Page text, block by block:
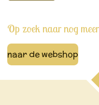
Op zoek naar nog
naar de webshop